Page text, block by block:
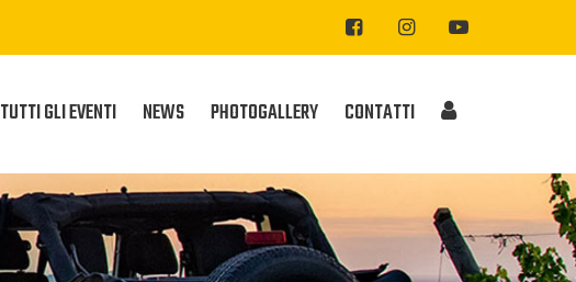
TUTTI GLI EVENTI NEWS PHOTOGALLERY CONTATTI